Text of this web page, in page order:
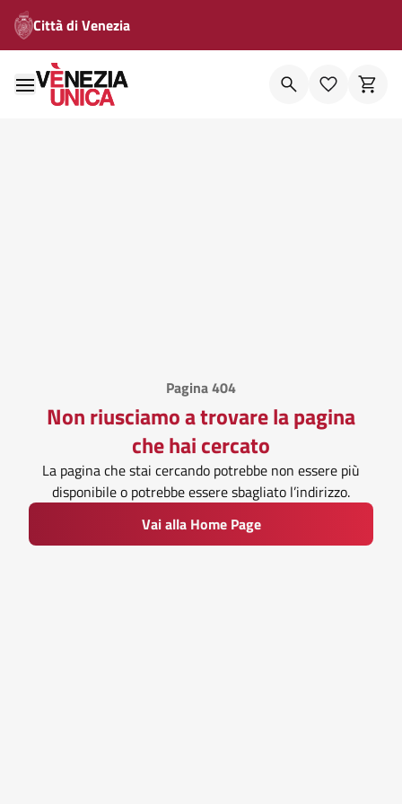
Città di Venezia
Pagina 404
Non riusciamo a trovare la pagina
che hai cercato
La pagina che stai cercando potrebbe non essere più
disponibile o potrebbe essere sbagliato l’indirizzo.
Vai alla Home Page